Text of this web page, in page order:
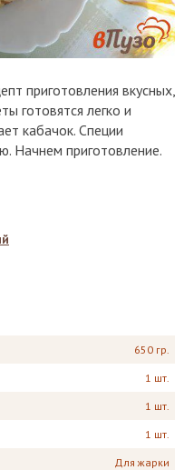
приготовления вкусных,
готовятся легко и
кабачок. Специи
Начнем приготовление.
650 гр.
1 шт.
1 шт.
1 шт.
Для жарки